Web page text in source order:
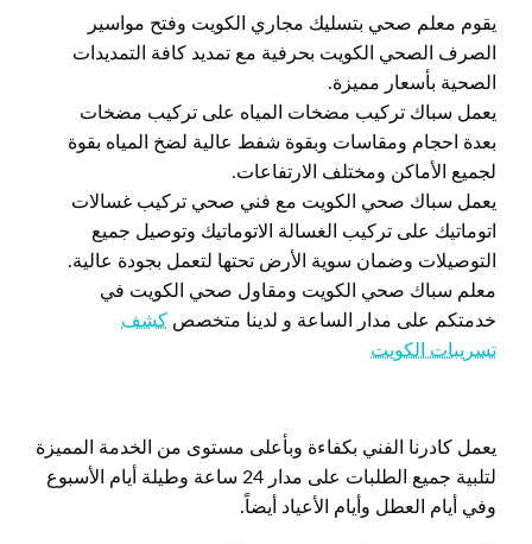
يقوم معلم صحي بتسليك مجاري الكويت وفتح مواسير
الصرف الصحي الكويت بحرفية مع تمديد كافة التمديدات
الصحية بأسعار مميزة.
يعمل سباك تركيب مضخات المياه على تركيب مضخات
بعدة احجام ومقاسات وبقوة شفط عالية لضخ المياه بقوة
لجميع الأماكن ومختلف الارتفاعات.
يعمل سباك صحي الكويت مع فني صحي تركيب غسالات
اتوماتيك على تركيب الغسالة الاتوماتيك وتوصيل جميع
التوصيلات وضمان سوية الأرض تحتها لتعمل بجودة عالية.
معلم سباك صحي الكويت ومقاول صحي الكويت في
خدمتكم على مدار الساعة و لدينا متخصص كشف
تسريبات الكويت
يعمل كادرنا الفني بكفاءة وبأعلى مستوى من الخدمة المميزة
لتلبية جميع الطلبات على مدار 24 ساعة وطيلة أيام الأسبوع
وفي أيام العطل وأيام الأعياد أيضاً.